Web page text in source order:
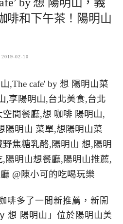
by 想 陽明山，義
啡和下午茶！陽明山
2019-02-10
啡多了一間新推薦，新開
想 陽明山」位於陽明山美